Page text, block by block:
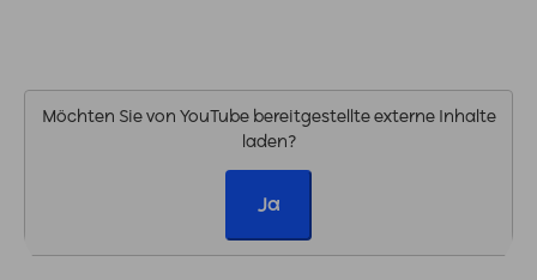
Möchten Sie von YouTubebereitgestellte externe Inhalte
laden?
Ja